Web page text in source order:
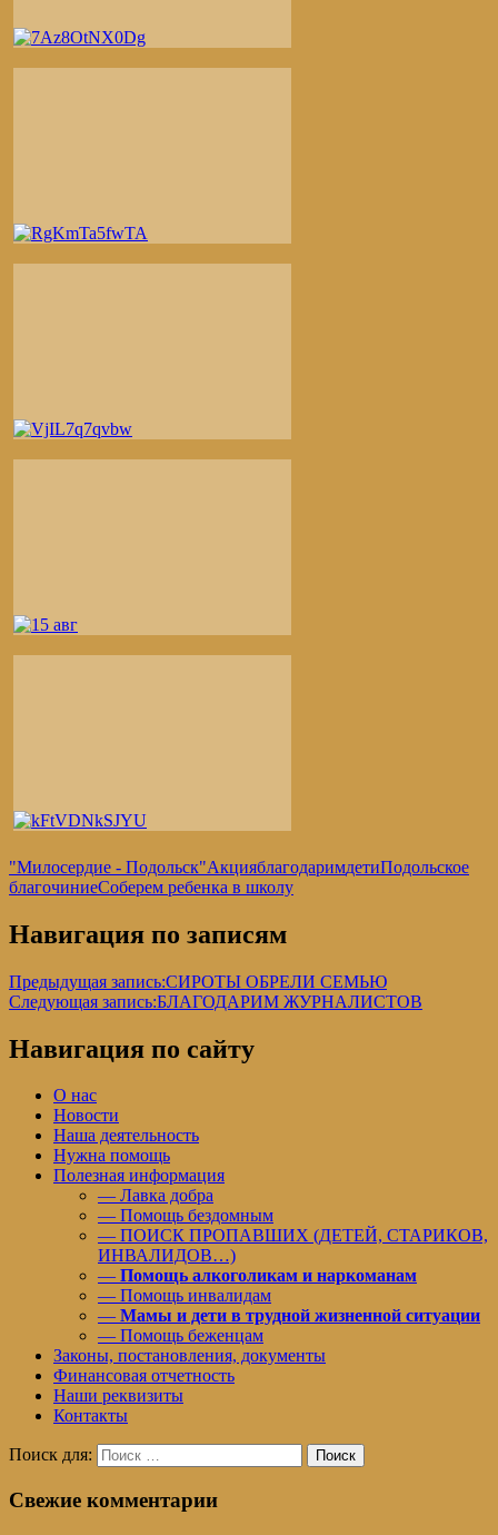
"Милосердие - Подольск"АкцияблагодаримдетиПодольское
благочиниеСоберем ребенка в школу
Навигация по записям
Предыдущая запись:СИРОТЫ ОБРЕЛИ СЕМЬЮ
Следующая запись:БЛАГОДАРИМ ЖУРНАЛИСТОВ
Навигация по сайту
О нас
Новости
Наша деятельность
Нужна помощь
Полезная информация
— Лавка добра
— Помощь бездомным
— ПОИСК ПРОПАВШИХ (ДЕТЕЙ, СТАРИКОВ,
ИНВАЛИДОВ…)
— Помощь алкоголикам и наркоманам
— Помощь инвалидам
— Мамы и дети в трудной жизненной ситуации
— Помощь беженцам
Законы, постановления, документы
Финансовая отчетность
Наши реквизиты
Контакты
Поиск для: Поиск
Свежие комментарии